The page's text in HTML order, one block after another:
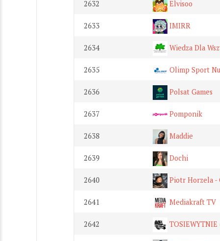
2632 Elvisoo
2633 IMIRR
2634 Wiedza Dla
2635 Olimp Sport
2636 Polsat Games
2637 Pomponik
2638 Maddie
2639 Dochi
2640 Piotr Horzela -
2641 Mediakraft TV
2642